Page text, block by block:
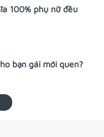
100% phụ nữ đều
bạn gái mới quen?